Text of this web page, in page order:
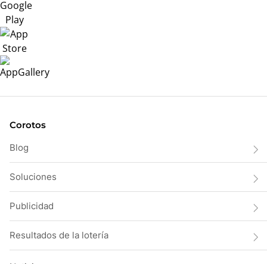
Corotos
Blog
Soluciones
Publicidad
Resultados de la lotería